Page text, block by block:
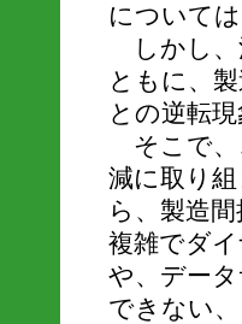
について
しかし、
ともに、
との逆転
そこで、
減に取り
ら、製造
複雑でダ
や、デー
できない